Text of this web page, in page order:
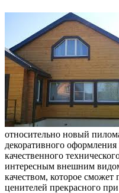
относительно новый
декоративного оформления
качественного
интересным внешним
качеством, которое сможет
ценителей прекрасного